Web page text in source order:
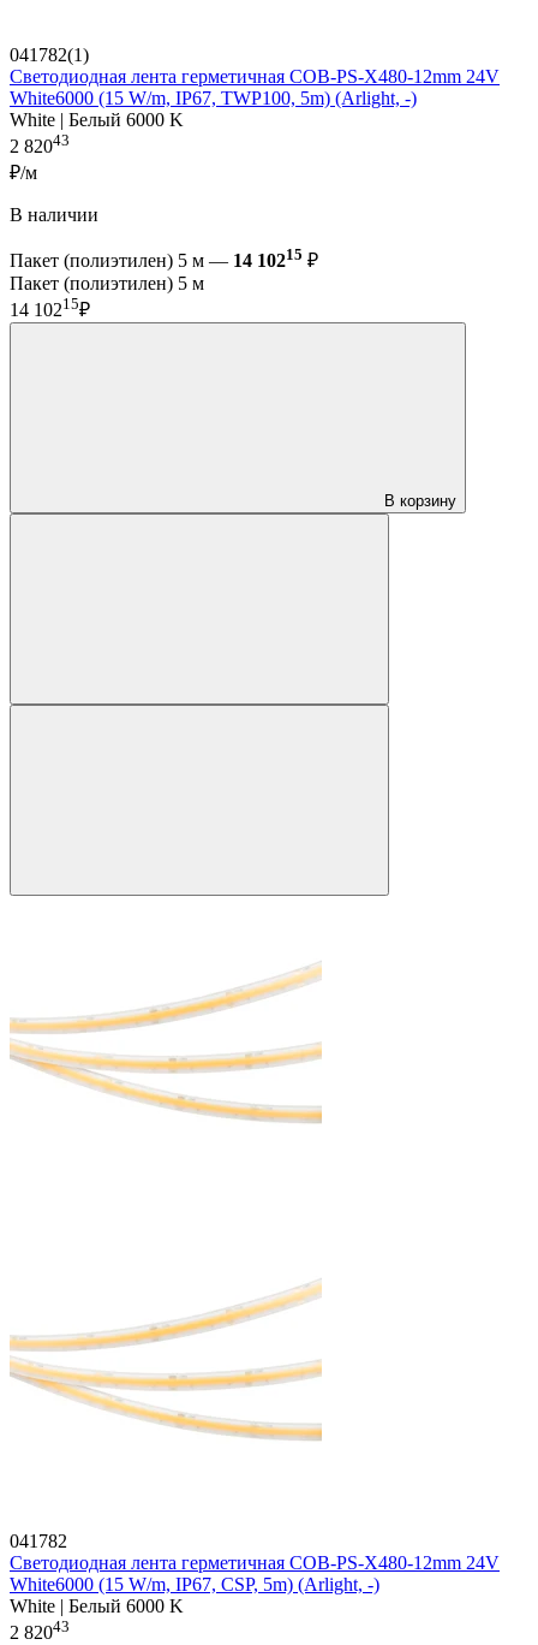
041782(1)
Светодиодная лента герметичная COB-PS-X480-12mm 24V
White6000 (15 W/m, IP67, TWP100, 5m) (Arlight, -)
White | Белый 6000 K
2 82043
₽/м
В наличии
Пакет (полиэтилен) 5 м — 14 10215 ₽
Пакет (полиэтилен) 5 м
14 10215₽
В корзину
041782
Светодиодная лента герметичная COB-PS-X480-12mm 24V
White6000 (15 W/m, IP67, CSP, 5m) (Arlight, -)
White | Белый 6000 K
2 82043